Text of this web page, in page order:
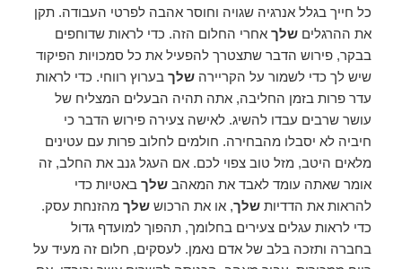
כל חייך בגלל אנרגיה שגויה וחוסר אהבה לפרטי העבודה. תקן
את ההרגליםשלך אחרי החלום הזה. כדי לראות שדוחפים
בבקר, פירוש הדבר שתצטרך להפעיל את כל סמכויות הפיקוד
שיש לך כדי לשמור על הקריירהשלך בערוץ רווחי. כדי לראות
עדר פרות בזמן החליבה, אתה תהיה הבעלים המצליח של
עושר שרבים עבדו להשיג. לאישה צעירה פירוש הדבר כי
חיביה לא יסבלו מהבחירה. חולמים לחלוב פרות עם עטינים
מלאים היטב, מזל טוב צפוי לכם. אם העגל גנב את החלב, זה
אומר שאתה עומד לאבד את המאהבשלך באטיות כדי
להראות את הדדיותשלך, או את הרכוששלך מהזנחת עסק.
כדי לראות עגלים צעירים בחלומך, תהפוך למועדף גדול
בחברה ותזכה בלב של אדם נאמן. לעסקים, חלום זה מעיד על